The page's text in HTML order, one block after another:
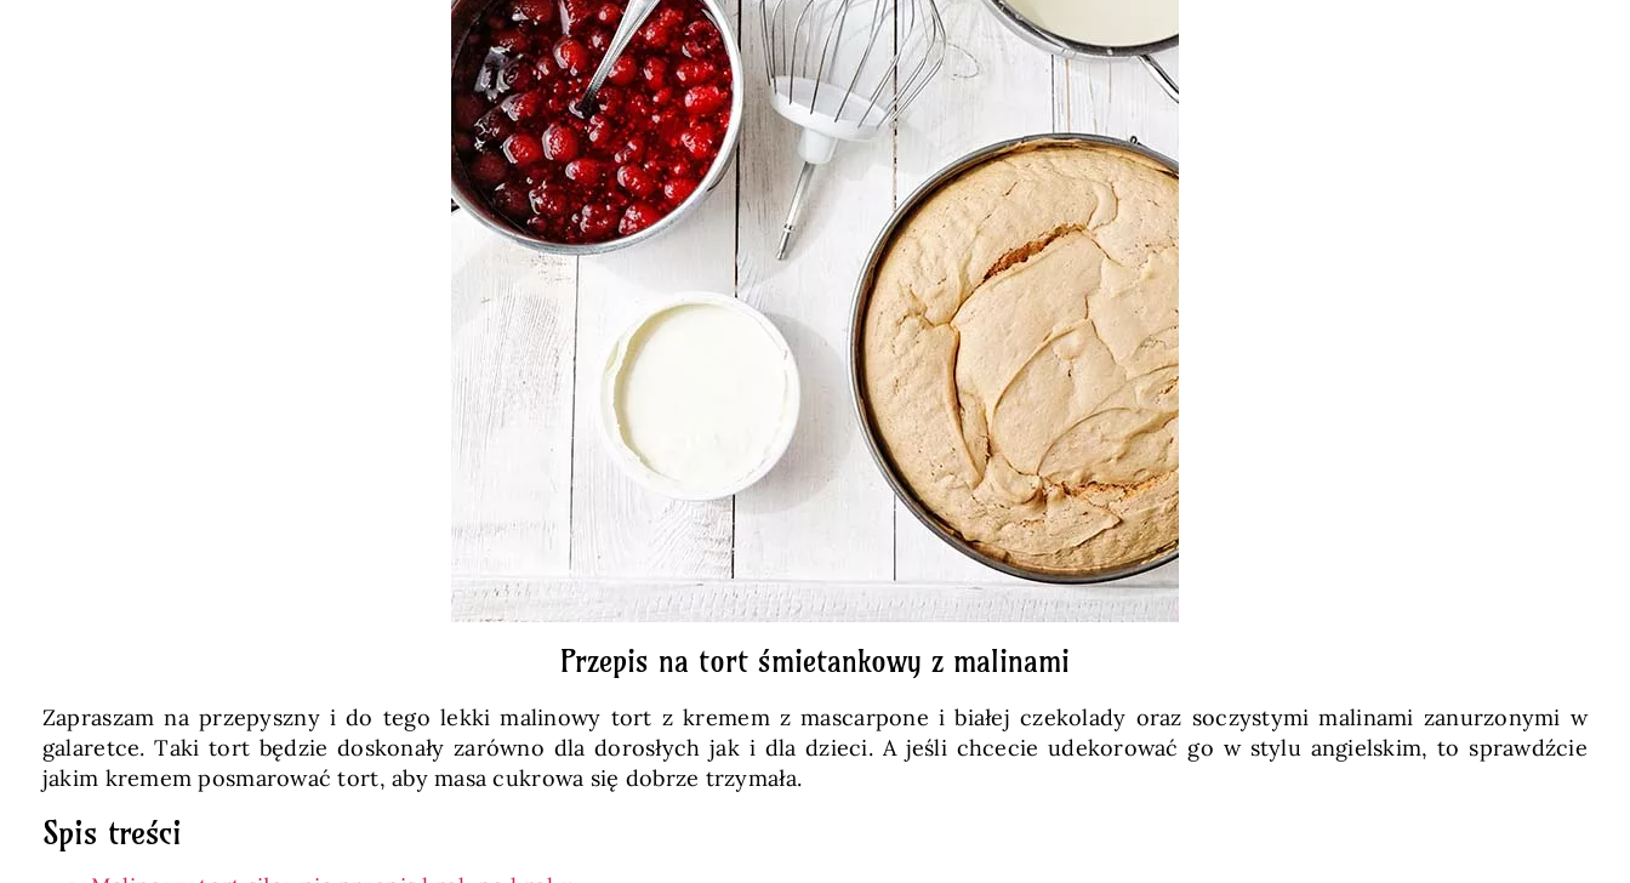
Przepis na tort śmietankowy z malinami
Zapraszam na przepyszny i do tego lekki malinowy tort z kremem z mascarpone i białej czekolady oraz soczystymi malinami zanurzonymi w
galaretce. Taki tort będzie doskonały zarówno dla dorosłych jak i dla dzieci. A jeśli chcecie udekorować go w stylu angielskim, to sprawdźcie
jakim kremem posmarować tort, aby masa cukrowa się dobrze trzymała.
Spis treści